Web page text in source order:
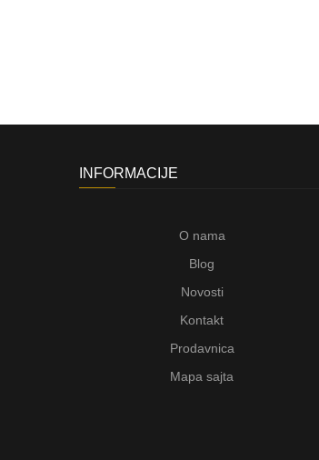
INFORMACIJE
O nama
Blog
Novosti
Kontakt
Prodavnica
Mapa sajta